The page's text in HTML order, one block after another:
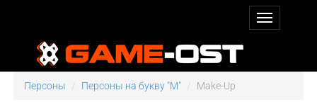
Персоны Персоны на букву "M" Make-Up